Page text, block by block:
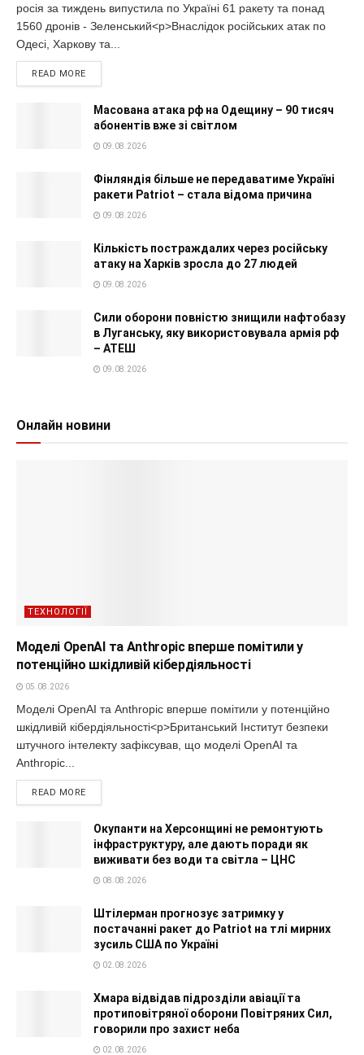
росія за тиждень випустила по Україні 61 ракету та понад
1560 дронів - Зеленський<p>Внаслідок російських атак по
Одесі, Харкову та...
READ MORE
Масована атака рф на Одещину – 90 тисяч
абонентів вже зі світлом
09.08.2026
Фінляндія більше не передаватиме Україні
ракети Patriot – стала відома причина
09.08.2026
Кількість постраждалих через російську
атаку на Харків зросла до 27 людей
09.08.2026
Сили оборони повністю знищили нафтобазу
в Луганську, яку використовувала армія рф
– АТЕШ
09.08.2026
Онлайн новини
ТЕХНОЛОГІЇ
Моделі OpenAI та Anthropic вперше помітили у
потенційно шкідливій кібердіяльності
05.08.2026
Моделі OpenAI та Anthropic вперше помітили у потенційно
шкідливій кібердіяльності<p>Британський Інститут безпеки
штучного інтелекту зафіксував, що моделі OpenAI та
Anthropic...
READ MORE
Окупанти на Херсонщині не ремонтують
інфраструктуру, але дають поради як
виживати без води та світла – ЦНС
08.08.2026
Штілерман прогнозує затримку у
постачанні ракет до Patriot на тлі мирних
зусиль США по Україні
02.08.2026
Хмара відвідав підрозділи авіації та
протиповітряної оборони Повітряних Сил,
говорили про захист неба
02.08.2026